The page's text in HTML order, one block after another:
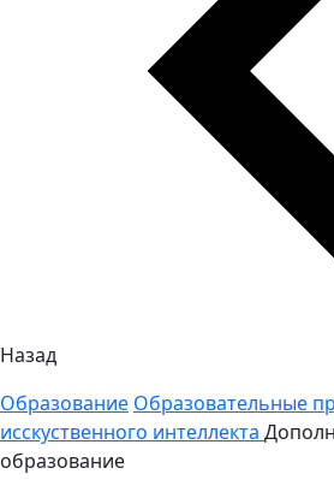
Назад
Образование Образовательные
исскуственного интеллекта
образование